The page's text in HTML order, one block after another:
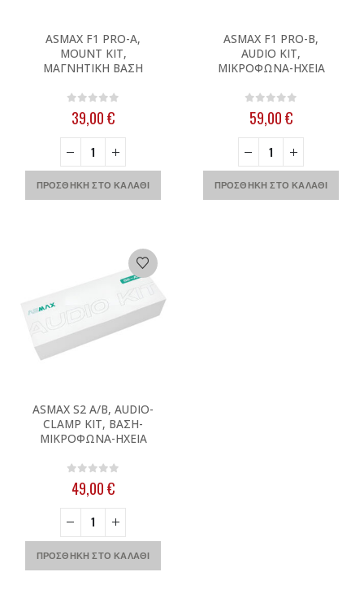
ASMAX F1 PRO-A,
MOUNT KIT,
ΜΑΓΝΗΤΙΚΗ ΒΑΣΗ
0out of 5
39,00€
ΠΡΟΣΘΉΚΗ ΣΤΟ ΚΑΛΆΘΙ
ASMAX F1 PRO-B,
AUDIO KIT,
ΜΙΚΡΟΦΩΝΑ-ΗΧΕΙΑ
0out of 5
59,00€
ΠΡΟΣΘΉΚΗ ΣΤΟ ΚΑΛΆΘΙ
ASMAX S2 A/B, AUDIO-
CLAMP KIT, ΒΑΣΗ-
ΜΙΚΡΟΦΩΝΑ-ΗΧΕΙΑ
out of 5
49,00€
ΠΡΟΣΘΉΚΗ ΣΤΟ ΚΑΛΆΘΙ